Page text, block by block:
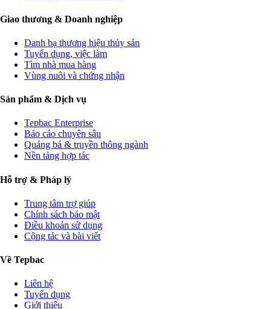
Giao thương & Doanh nghiệp
Danh bạ thương hiệu thủy sản
Tuyển dụng, việc làm
Tìm nhà mua hàng
Vùng nuôi và chứng nhận
Sản phẩm & Dịch vụ
Tepbac Enterprise
Báo cáo chuyên sâu
Quảng bá & truyền thông ngành
Nền tảng hợp tác
Hỗ trợ & Pháp lý
Trung tâm trợ giúp
Chính sách bảo mật
Điều khoản sử dụng
Cộng tác và bài viết
Về Tepbac
Liên hệ
Tuyển dụng
Giới thiệu